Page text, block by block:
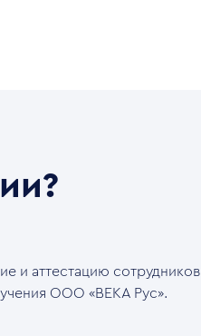
и аттестацию сотрудников
ООО «ВЕКА Рус».